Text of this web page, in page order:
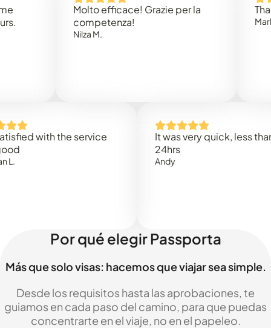
Molto efficace! Grazie per la
competenza!
Thank
with the service
It was very quick, less than
Por qué elegir Passporta
Más que solo visas: hacemos que viajar sea simple.
Desde los requisitos hasta las aprobaciones, te
guiamos en cada paso del camino, para que puedas
concentrarte en el viaje, no en el papeleo.